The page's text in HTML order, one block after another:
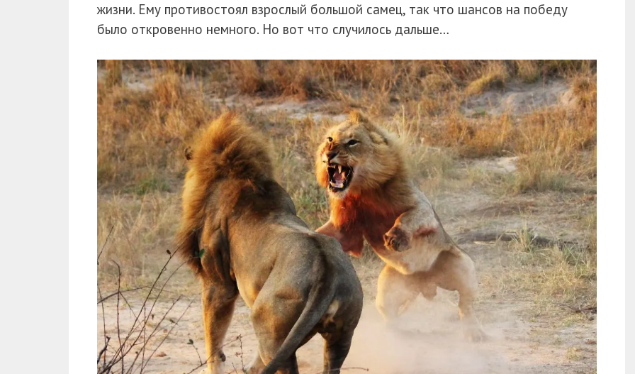
жизни. Ему противостоял взрослый большой самец, так что шансов на победу
было откровенно немного. Но вот что случилось дальше…